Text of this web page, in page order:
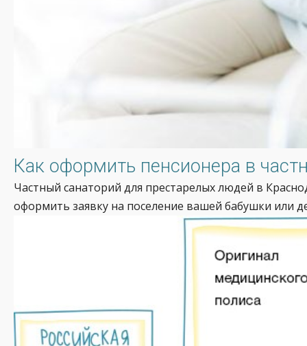
Как оформить пенсионера в
Частный санаторий для престарелых людей в
оформить заявку на поселение вашей бабушки или